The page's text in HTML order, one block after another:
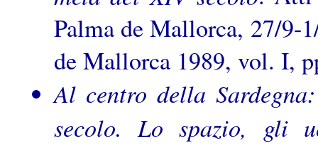
Palma de Mallorca, 27/9-
de Mallorca 1989, vol. I,
Al centro della
secolo. Lo spazio, gli